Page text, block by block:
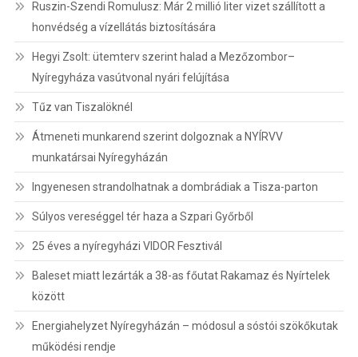
Ruszin-Szendi Romulusz: Már 2 millió liter vizet szállított a
honvédség a vízellátás biztosítására
Hegyi Zsolt: ütemterv szerint halad a Mezőzombor–
Nyíregyháza vasútvonal nyári felújítása
Tűz van Tiszalöknél
Átmeneti munkarend szerint dolgoznak a NYÍRVV
munkatársai Nyíregyházán
Ingyenesen strandolhatnak a dombrádiak a Tisza-parton
Súlyos vereséggel tér haza a Szpari Győrből
25 éves a nyíregyházi VIDOR Fesztivál
Baleset miatt lezárták a 38-as főutat Rakamaz és Nyírtelek
között
Energiahelyzet Nyíregyházán – módosul a sóstói szökőkutak
működési rendje